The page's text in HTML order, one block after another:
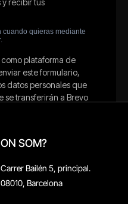
ON SOM?
Carrer Bailén 5, principal.
08010, Barcelona